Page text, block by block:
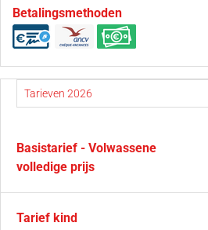
Betalingsmethoden
Basistarief - Volwassene
volledige prijs
Tarief kind